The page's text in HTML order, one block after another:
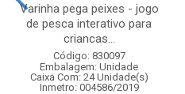
Varinha pega peixes - jogo
de pesca interativo para
criancas...
Código: 830097
Embalagem: Unidade
Caixa Com: 24 Unidade(s)
Inmetro: 004586/2019